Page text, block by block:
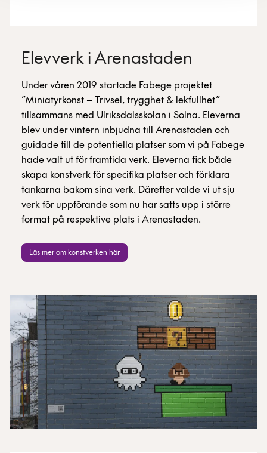
Elevverk i Arenastaden
Under våren 2019 startade Fabege projektet
”Miniatyrkonst – Trivsel, trygghet & lekfullhet”
tillsammans med Ulriksdalsskolan i Solna. Eleverna
blev under vintern inbjudna till Arenastaden och
guidade till de potentiella platser som vi på Fabege
hade valt ut för framtida verk. Eleverna fick både
skapa konstverk för specifika platser och förklara
tankarna bakom sina verk. Därefter valde vi ut sju
verk för uppförande som nu har satts upp i större
format på respektive plats i Arenastaden.
Läs mer om konstverken här